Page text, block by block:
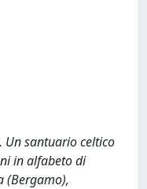
Un santuario celtico
in alfabeto di
(Bergamo),